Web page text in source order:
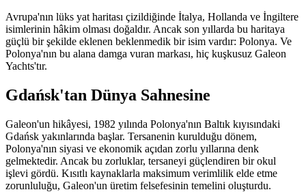
Avrupa'nın lüks yat haritası çizildiğinde İtalya, Hollanda ve İngiltere
isimlerinin hâkim olması doğaldır. Ancak son yıllarda bu haritaya
güçlü bir şekilde eklenen beklenmedik bir isim vardır: Polonya. Ve
Polonya'nın bu alana damga vuran markası, hiç kuşkusuz Galeon
Yachts'tır.
Gdańsk'tan Dünya Sahnesine
Galeon'un hikâyesi, 1982 yılında Polonya'nın Baltık kıyısındaki
Gdańsk yakınlarında başlar. Tersanenin kurulduğu dönem,
Polonya'nın siyasi ve ekonomik açıdan zorlu yıllarına denk
gelmektedir. Ancak bu zorluklar, tersaneyi güçlendiren bir okul
işlevi gördü. Kısıtlı kaynaklarla maksimum verimlilik elde etme
zorunluluğu, Galeon'un üretim felsefesinin temelini oluşturdu.